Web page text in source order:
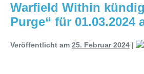
Warfield Within
Purge“ für 01.03.2024
Veröffentlicht am 25. Februar 2024 |